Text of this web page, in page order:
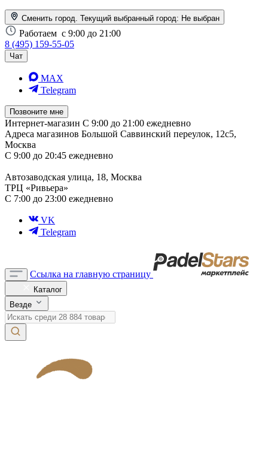
Сменить город. Текущий выбранный город: Не выбран
Работаем с 9:00 до 21:00
8 (495) 159-55-05
Чат
MAX
Telegram
Позвоните мне
Интернет-магазин С 9:00 до 21:00 ежедневно
Адреса магазинов Большой Саввинский переулок, 12с5,
Москва
С 9:00 до 20:45 ежедневно
Автозаводская улица, 18, Москва
ТРЦ «Ривьера»
С 7:00 до 23:00 ежедневно
VK
Telegram
Ссылка на главную страницу
Каталог
Везде